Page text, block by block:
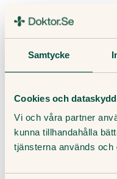
Samtycke
Cookies och dataskydd
Vi och våra partner
kunna tillhandahålla
tjänsterna används och
Regelbundna
försök hålla i
Sömnrutiner.
och gå upp vid
mår och ta emot
Behandling